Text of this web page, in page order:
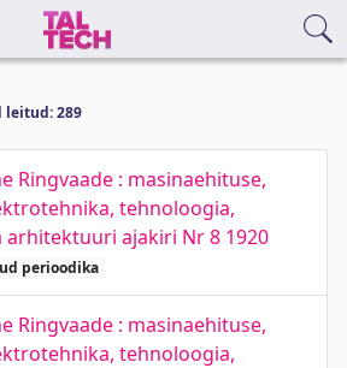
leitud: 289
Ringvaade : masinaehituse,
tehnoloogia,
arhitektuuri ajakiri Nr 8 1920
perioodika
Ringvaade : masinaehituse,
tehnoloogia,